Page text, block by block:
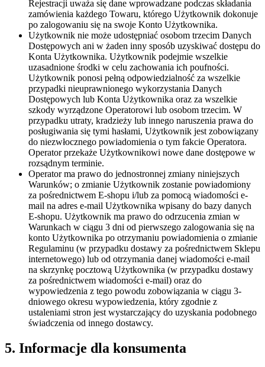
Rejestracji uważa się dane wprowadzane podczas składania
zamówienia każdego Towaru, którego Użytkownik dokonuje
po zalogowaniu się na swoje Konto Użytkownika.
Użytkownik nie może udostępniać osobom trzecim Danych
Dostępowych ani w żaden inny sposób uzyskiwać dostępu do
Konta Użytkownika. Użytkownik podejmie wszelkie
uzasadnione środki w celu zachowania ich poufności.
Użytkownik ponosi pełną odpowiedzialność za wszelkie
przypadki nieuprawnionego wykorzystania Danych
Dostępowych lub Konta Użytkownika oraz za wszelkie
szkody wyrządzone Operatorowi lub osobom trzecim. W
przypadku utraty, kradzieży lub innego naruszenia prawa do
posługiwania się tymi hasłami, Użytkownik jest zobowiązany
do niezwłocznego powiadomienia o tym fakcie Operatora.
Operator przekaże Użytkownikowi nowe dane dostępowe w
rozsądnym terminie.
Operator ma prawo do jednostronnej zmiany niniejszych
Warunków; o zmianie Użytkownik zostanie powiadomiony
za pośrednictwem E-shopu i/lub za pomocą wiadomości e-
mail na adres e-mail Użytkownika wpisany do bazy danych
E-shopu. Użytkownik ma prawo do odrzucenia zmian w
Warunkach w ciągu 3 dni od pierwszego zalogowania się na
konto Użytkownika po otrzymaniu powiadomienia o zmianie
Regulaminu (w przypadku dostawy za pośrednictwem Sklepu
internetowego) lub od otrzymania danej wiadomości e-mail
na skrzynkę pocztową Użytkownika (w przypadku dostawy
za pośrednictwem wiadomości e-mail) oraz do
wypowiedzenia z tego powodu zobowiązania w ciągu 3-
dniowego okresu wypowiedzenia, który zgodnie z
ustaleniami stron jest wystarczający do uzyskania podobnego
świadczenia od innego dostawcy.
5. Informacje dla konsumenta